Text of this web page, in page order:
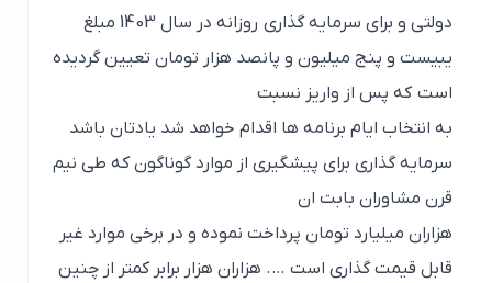
دولتی و برای سرمایه گذاری روزانه در سال 1403 مبلغ
یبیست و پنج میلیون و پانصد هزار تومان تعیین گردیده
است که پس از واریز نسبت
به انتخاب ایام برنامه ها اقدام خواهد شد یادتان باشد
سرمایه گذاری برای پیشگیری از موارد گوناگون که طی نیم
قرن مشاوران بابت ان
هزاران میلیارد تومان پرداخت نموده و در برخی موارد غیر
قابل قیمت گذاری است …. هزاران هزار برابر کمتر از چنین